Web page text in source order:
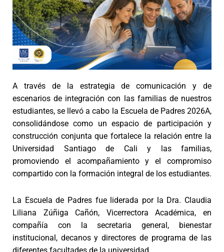
A través de la estrategia de comunicación y de
escenarios de integración con las familias de nuestros
estudiantes, se llevó a cabo la Escuela de Padres 2026A,
consolidándose como un espacio de participación y
construcción conjunta que fortalece la relación entre la
Universidad Santiago de Cali y las familias,
promoviendo el acompañamiento y el compromiso
compartido con la formación integral de los estudiantes.
La Escuela de Padres fue liderada por la Dra. Claudia
Liliana Zúñiga Cañón, Vicerrectora Académica, en
compañía con la secretaria general, bienestar
institucional, decanos y directores de programa de las
diferentes facultades de la universidad.